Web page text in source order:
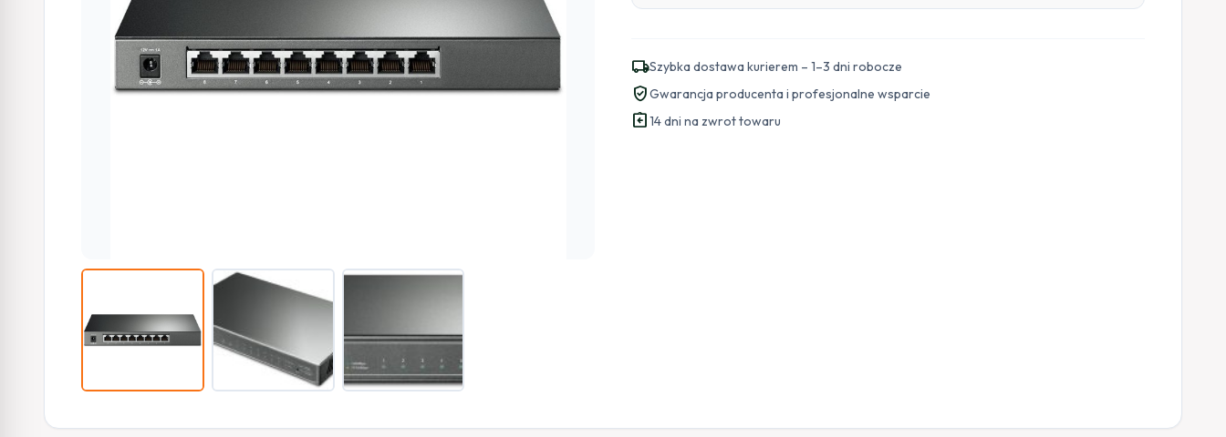
local_shippingSzybka dostawa kurierem – 1–3 dni robocze
verified_userGwarancja producenta i profesjonalne wsparcie
assignment_return14 dni na zwrot towaru